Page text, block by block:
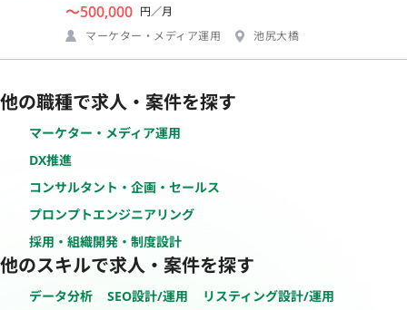
〜500,000 円／月
マーケター・メディア運用
池尻大橋
他の職種で求人・案件を探す
マーケター・メディア運用
DX推進
コンサルタント・企画・セールス
プロンプトエンジニアリング
採用・組織開発・制度設計
他のスキルで求人・案件を探す
データ分析 SEO設計/運用
リスティング設計/運用